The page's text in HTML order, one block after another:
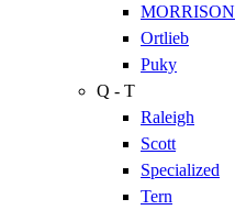
MORRISON
Ortlieb
Puky
Q - T
Raleigh
Scott
Specialized
Tern